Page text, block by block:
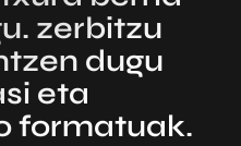
zerbitzu
dugu
eta
formatuak.